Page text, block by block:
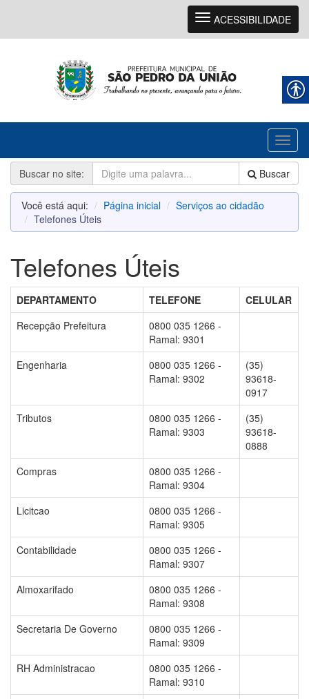
Navegação
ACESSIBILIDADE
Buscar no site:
Buscar
Você está aqui: Página inicial
Serviços ao cidadão
Telefones Úteis
Telefones Úteis
DEPARTAMENTO TELEFONE
CELULAR
Recepção Prefeitura
0800 035 1266 -
Ramal: 9301
Engenharia
0800 035 1266 -
Ramal: 9302
(35)
93618-
0917
Tributos
0800 035 1266 -
Ramal: 9303
(35)
93618-
0888
Compras
0800 035 1266 -
Ramal: 9304
Licitcao
0800 035 1266 -
Ramal: 9305
Contabilidade
0800 035 1266 -
Ramal: 9307
Almoxarifado
0800 035 1266 -
Ramal: 9308
Secretaria De Governo
0800 035 1266 -
Ramal: 9309
RH Administracao
0800 035 1266 -
Ramal: 9310